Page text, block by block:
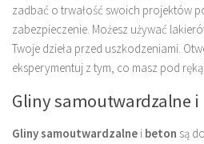
zadbać o trwałość swoich projektów
zabezpieczenie. Możesz używać
Twoje dzieła przed uszkodzeniami.
eksperymentuj z tym, co masz pod ręką!
Gliny samoutwardzalne i
Gliny samoutwardzalne i beton są